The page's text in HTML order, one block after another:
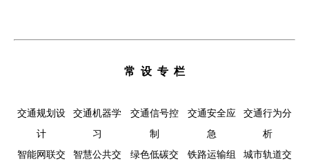
常 设 专 栏
交通规划设
计
交通机器学
习
交通信号控
制
交通安全应
急
交通行为分
析
智能网联交
智慧公共交 绿色低碳交 铁路运输组 城市轨道交